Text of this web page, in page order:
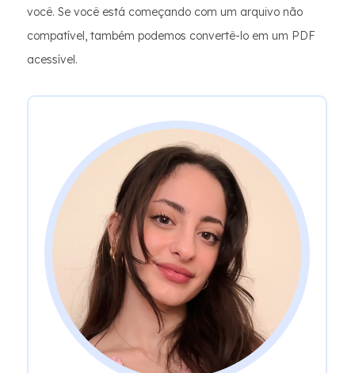
você. Se você está começando com um arquivo não
compatível, também podemos convertê-lo em um PDF
acessível.